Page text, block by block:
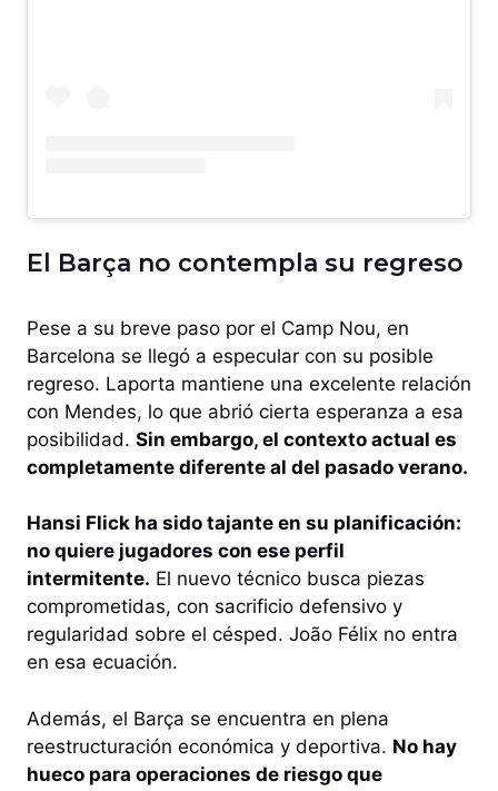
El Barça no contempla su regreso
Pese a su breve paso por el Camp Nou, en
Barcelona se llegó a especular con su posible
regreso. Laporta mantiene una excelente relación
con Mendes, lo que abrió cierta esperanza a esa
posibilidad. Sin embargo, el contexto actual es
completamente diferente al del pasado verano.
Hansi Flick ha sido tajante en su planificación:
no quiere jugadores con ese perfil
intermitente. El nuevo técnico busca piezas
comprometidas, con sacrificio defensivo y
regularidad sobre el césped. João Félix no entra
en esa ecuación.
Además, el Barça se encuentra en plena
reestructuración económica y deportiva. No hay
hueco para operaciones de riesgo que